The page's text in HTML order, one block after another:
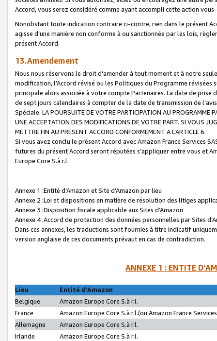
Accord, vous serez considéré comme ayant accompli cette action
Nonobstant toute indication contraire ci-contre, rien dans le présent
agisse d’une manière non conforme à ou sanctionnée par les lois,
présent Accord.
13.Amendement
Nous nous réservons le droit d'amender à tout moment et à notre
modification, l’Accord révisé ou les Politiques du Programme
principale alors associée à votre compte Partenaires. La date de
de sept jours calendaires à compter de la date de transmission de
Spéciale. LA POURSUITE DE VOTRE PARTICIPATION AU PROGRAMME
UNE ACCEPTATION DES MODIFICATIONS DE VOTRE PART. SI VOUS
METTRE FIN AU PRESENT ACCORD CONFORMEMENT A L’ARTICLE 6.
Si vous avez conclu le présent Accord avec Amazon France Services
futures du présent Accord seront réputées s’appliquer entre vous et
Europe Core S.à r.l.
Annexe 1 :Entité d’Amazon et Site d’Amazon par lieu
Annexe 2 :Loi et dispositions en matière de résolution des litiges
Annexe 3 :Disposition fiscale applicable aux Sites d’Amazon
Annexe 4 :Accord de protection des données personnelles par Sites
Dans ces annexes, les traductions sont fournies à titre indicatif
version anglaise de ces documents prévaut en cas de contradiction.
ANNEXE 1 : ENTITE
Lieu
Entité d’Amazon
Belgique
Amazon Europe Core S.à r.l.
France
Amazon Europe Core S.à r.l.(ou Amazon France
Allemagne
Amazon Europe Core S.à r.l.
Irlande
Amazon Europe Core S.à r.l.